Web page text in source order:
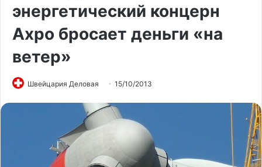
энергетический концерн
Axpo бросает деньги «на
ветер»
Швейцария Деловая 15/10/2013